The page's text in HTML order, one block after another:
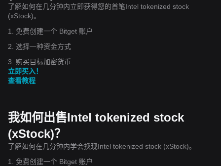
了解如何在几分钟内立即获得您的首笔Intel tokenized stock
(xStock)。
1. 免费创建一个 Bitget 账户
2. 选择一种资金方式
3. 购买目标加密货币
立即买入！
查看教程
我如何出售Intel tokenized stock
(xStock)？
了解如何在几分钟内学会换现Intel tokenized stock (xStock)。
1. 免费创建一个 Bitget 账户